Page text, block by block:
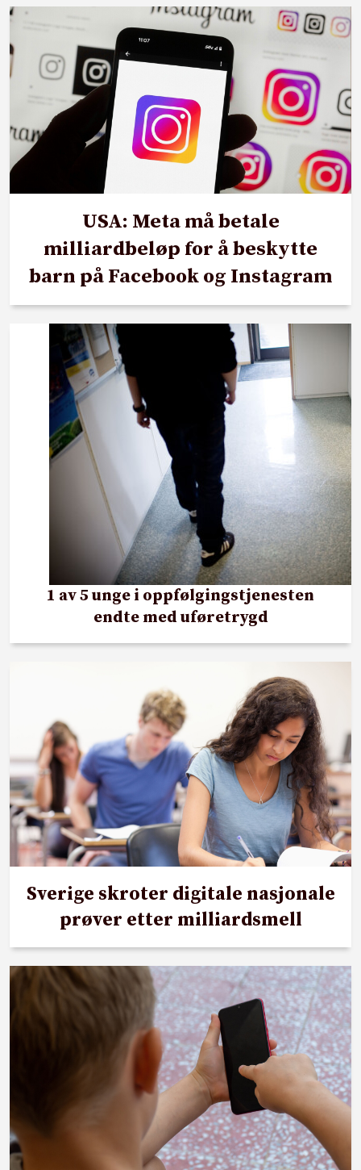
USA: Meta må betale
milliardbeløp for å beskytte
barn på Facebook og Instagram
1 av 5 unge i oppfølgingstjenesten
endte med uføretrygd
Sverige skroter digitale nasjonale
prøver etter milliardsmell